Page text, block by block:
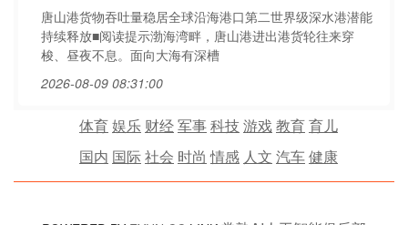
唐山港货物吞吐量稳居全球沿海港口第二世界级深水港潜能
持续释放■阅读提示渤海湾畔，唐山港进出港货轮往来穿
梭、昼夜不息。面向大海有深槽
2026-08-09 08:31:00
体育娱乐 财经军事科技游戏教育育儿
国内 国际社会 时尚 情感 人文 汽车健康